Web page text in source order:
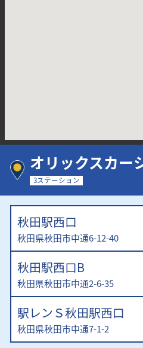
オリックスカー
3ステーション
秋田駅西口
秋田県秋田市中通6-12-40
秋田駅西口B
秋田県秋田市中通2-6-35
駅レンＳ秋田駅西口
秋田県秋田市中通7-1-2